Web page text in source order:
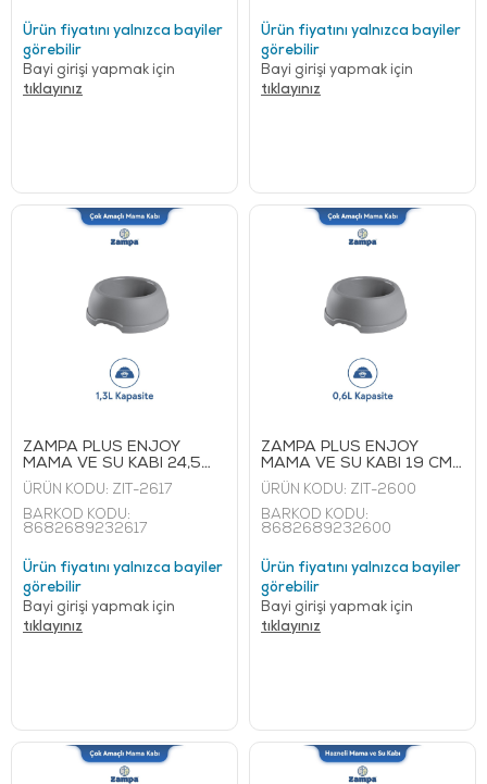
Ürün fiyatını yalnızca bayiler
görebilir
Bayi girişi yapmak için
tıklayınız
Ürün fiyatını yalnızca bayiler
görebilir
Bayi girişi yapmak için
tıklayınız
ZAMPA PLUS ENJOY
MAMA VE SU KABI 24,5
CM 1,3 L
ÜRÜN KODU: ZIT-2617
BARKOD KODU:
8682689232617
Ürün fiyatını yalnızca bayiler
görebilir
Bayi girişi yapmak için
tıklayınız
ZAMPA PLUS ENJOY
MAMA VE SU KABI 19 CM
0,60 L
ÜRÜN KODU: ZIT-2600
BARKOD KODU:
8682689232600
Ürün fiyatını yalnızca bayiler
görebilir
Bayi girişi yapmak için
tıklayınız